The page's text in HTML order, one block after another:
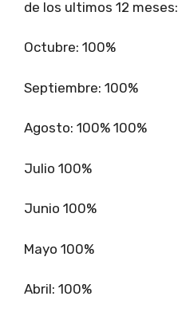
de los ultimos 12 meses:
Octubre: 100%
Septiembre: 100%
Agosto: 100% 100%
Julio 100%
Junio 100%
Mayo 100%
Abril: 100%